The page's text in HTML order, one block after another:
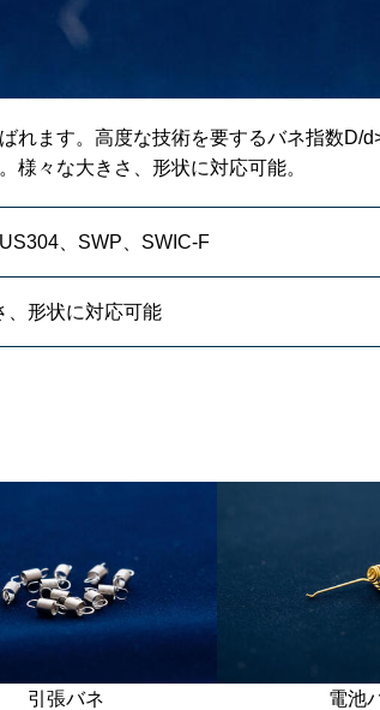
れます。高度な技術を要するバネ指数
様々な大きさ、形状に対応可能。
、SWP、SWIC-F
、形状に対応可能
引張バネ 電池